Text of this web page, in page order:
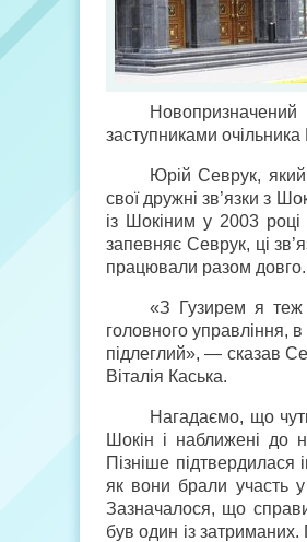
Новопризначений
заступниками
Юрій Севрук,
свої дружні зв’язки з
із Шокіним у 2003
запевняє Севрук, ці
працювали разом довго.
«З Гузирем я теж
головного управління,
підлеглий», — сказав
Віталія Каська.
Нагадаємо, що
Шокін і наближені до
Пізніше
як вони брали участь у
Зазначалося, що
був один із